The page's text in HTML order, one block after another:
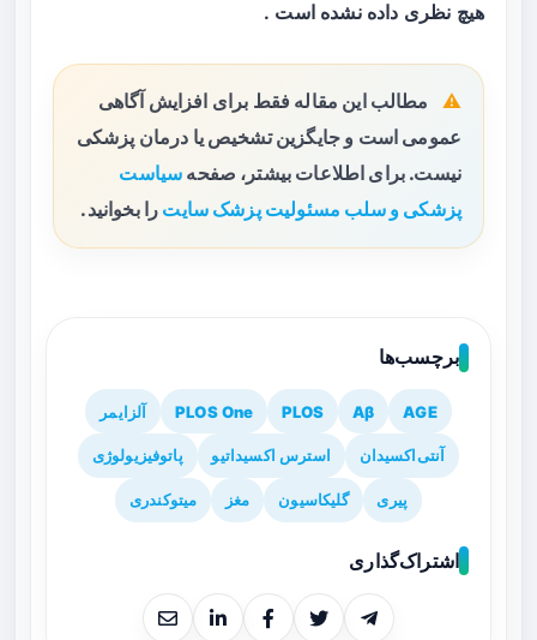
هیچ نظری داده نشده است .
مطالب این مقاله فقط برای افزایش آگاهی
عمومی است و جایگزین تشخیص یا درمان پزشکی
نیست. برای اطلاعات بیشتر، صفحه سیاست
پزشکی و سلب مسئولیت پزشک سایت را بخوانید.
برچسب‌ها
AGE
Aβ
PLOS
PLOS One آلزایمر
آنتی‌اکسیدان استرس اکسیداتیو پاتوفیزیولوژی
پیری گلیکاسیون مغز میتوکندری
اشتراک‌گذاری